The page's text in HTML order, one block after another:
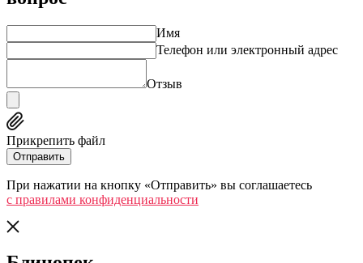
Имя
Телефон или электронный адрес
Отзыв
Прикрепить файл
Отправить
При нажатии на кнопку «Отправить» вы соглашаетесь
c правилами конфиденциальности